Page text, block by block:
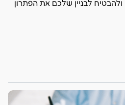
ולהבטיח לבניין שלכם את הפתרון